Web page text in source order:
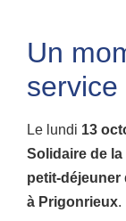
Un
Le lundi 13
Solidaire de
petit-déjeuner
à Prigonrieux.